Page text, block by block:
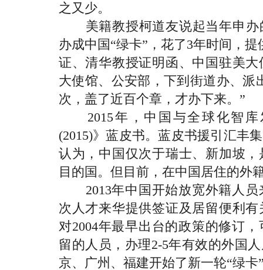
之又少。
美籍教授柯道友说起当年申办
办成中国“绿卡”，花了3年时间，
证、清华教授证明函、中国驻美
大使馆、公安部，下到街道办、
次，盖了近百个章，才办下来。”
2015年，中国与全球化智库
(2015)》蓝皮书。蓝皮书援引汇丰
认为，中国仅次于瑞士、新加坡
目的国。但目前，在中国居住的外
2013年中国开始放宽外籍人员
次人才来华提供签证及居留便利
对2004年最早出台的政策的修订
留的人员，办理2-5年有效的外国
京、广州、福建开始了新一轮“绿